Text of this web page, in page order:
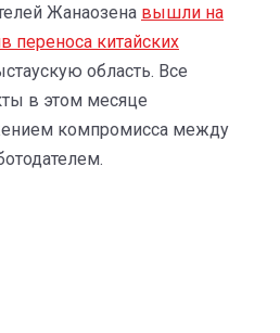
Жанаозена вышли на
переноса китайских
область. Все
в этом месяце
компромисса между